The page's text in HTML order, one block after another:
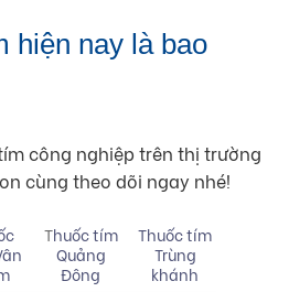
hiện nay là bao
công nghiệp trên thị trường
cùng theo dõi ngay nhé!
Thuốc tím
Quảng
Đông
Thuốc tím
Trùng
khánh